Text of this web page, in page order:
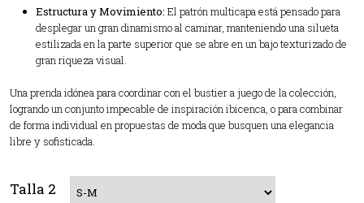
Estructura y Movimiento: El patrón multicapa está pensado para
desplegar un gran dinamismo al caminar, manteniendo una silueta
estilizada en la parte superior que se abre en un bajo texturizado de
gran riqueza visual.
Una prenda idónea para coordinar con el bustier a juego de la colección,
logrando un conjunto impecable de inspiración ibicenca, o para combinar
de forma individual en propuestas de moda que busquen una elegancia
libre y sofisticada.
Talla 2